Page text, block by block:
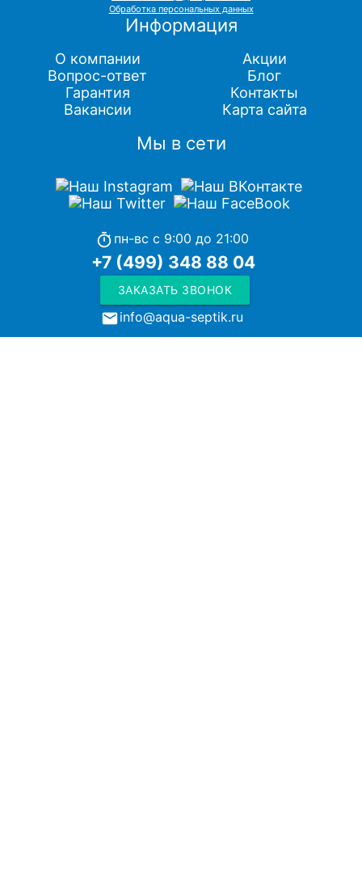
Обработка персональных данных
Информация
О компании
Вопрос-ответ
Гарантия
Вакансии
Акции
Блог
Контакты
Карта сайта
Мы в сети
timer пн-вс с 9:00 до 21:00
+7 (499) 348 88 04
ЗАКАЗАТЬ ЗВОНОК
local_post_officeinfo@aqua-septik.ru